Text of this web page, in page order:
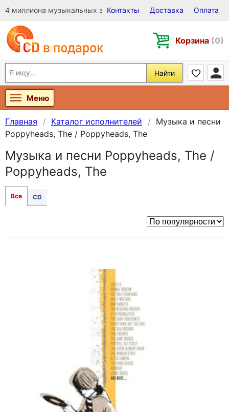
4 миллиона музыкальных записей на Виниле, CD и DVD
Контакты Доставка Оплата
Корзина (0)
Найти
Меню
Главная Каталог исполнителей
Музыка и песни
Poppyheads, The / Poppyheads, The
Музыка и песни Poppyheads, The /
Poppyheads, The
Все CD